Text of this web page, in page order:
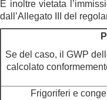
È inoltre vietata
dall’Allegato III del
Se del caso, il GWP
calcolato
Frigoriferi e